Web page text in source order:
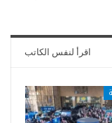
اقرأ لنفس الكاتب